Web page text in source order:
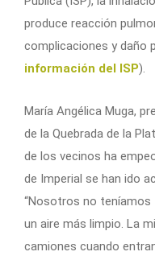
produce reacción
complicaciones y daño
información del ISP).
María Angélica Muga,
de la Quebrada de la
de los vecinos ha
de Imperial se han ido
“Nosotros no
un aire más limpio. La
camiones cuando